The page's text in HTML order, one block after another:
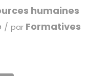
humaines
/ par Formatives